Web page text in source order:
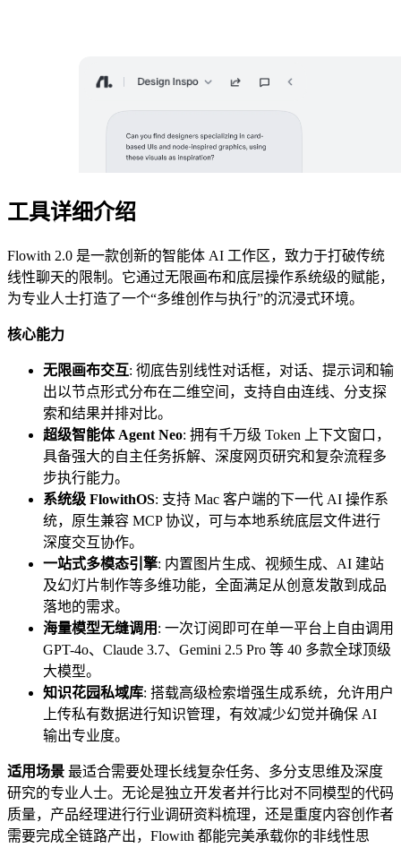
工具详细介绍
Flowith 2.0 是一款创新的智能体 AI 工作区，致力于打破传统
线性聊天的限制。它通过无限画布和底层操作系统级的赋能，
为专业人士打造了一个“多维创作与执行”的沉浸式环境。
核心能力
无限画布交互: 彻底告别线性对话框，对话、提示词和输
出以节点形式分布在二维空间，支持自由连线、分支探
索和结果并排对比。
超级智能体 Agent Neo: 拥有千万级 Token 上下文窗口，
具备强大的自主任务拆解、深度网页研究和复杂流程多
步执行能力。
系统级 FlowithOS: 支持 Mac 客户端的下一代 AI 操作系
统，原生兼容 MCP 协议，可与本地系统底层文件进行
深度交互协作。
一站式多模态引擎: 内置图片生成、视频生成、AI 建站
及幻灯片制作等多维功能，全面满足从创意发散到成品
落地的需求。
海量模型无缝调用 : 一次订阅即可在单一平台上自由调用
GPT-4o、Claude 3.7、Gemini 2.5 Pro 等 40 多款全球顶级
大模型。
知识花园私域库: 搭载高级检索增强生成系统，允许用户
上传私有数据进行知识管理，有效减少幻觉并确保 AI
输出专业度。
适用场景 最适合需要处理长线复杂任务、多分支思维及深度
研究的专业人士。无论是独立开发者并行比对不同模型的代码
质量，产品经理进行行业调研资料梳理，还是重度内容创作者
需要完成全链路产出，Flowith 都能完美承载你的非线性思